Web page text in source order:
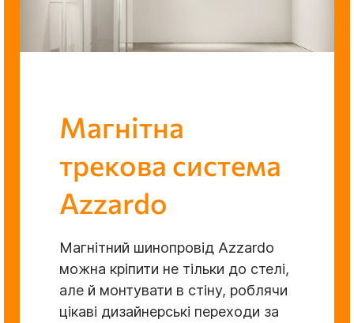
Магнітна
трекова система
Azzardo
Магнітний шинопровід Azzardo
можна кріпити не тільки до стелі,
але й монтувати в стіну, роблячи
цікаві дизайнерські переходи за